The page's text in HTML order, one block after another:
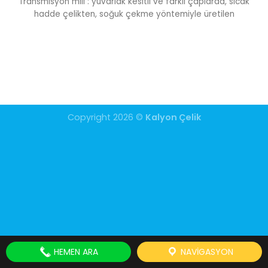
hadde çelikten, soğuk çekme yöntemiyle üretilen
Copyright 2026 © Kalyon Çelik
HEMEN ARA NAVIGASYON